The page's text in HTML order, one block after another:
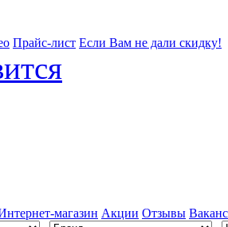
Прайс-лист Если Вам не дали скидку!
магазин Акции Отзывы